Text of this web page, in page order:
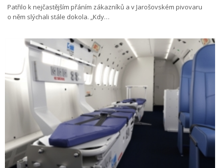
Patřilo k nejčastějším přáním zákazníků a v Jarošovském pivovaru
o něm slýchali stále dokola. „Kdy…